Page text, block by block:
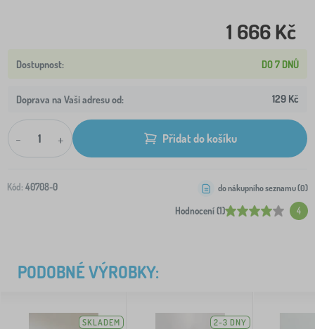
1 666 Kč
DO 7 DNŮ
Doprava na Vaši adresu od: 129 Kč
- + Přidat do košíku
Kód: 40708-0
Hodnocení (1) 4
do nákupního seznamu (0)
PODOBNÉ VÝROBKY:
SKLADEM 2-3 DNY